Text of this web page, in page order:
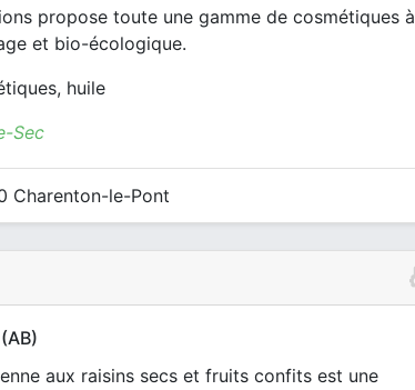
propose toute une gamme de cosmétiques à
et bio-écologique.
huile
Sec
Charenton-le-Pont
aux raisins secs et fruits confits est une